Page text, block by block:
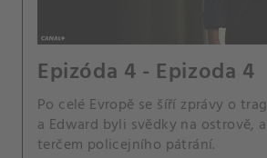
Epizóda 4 - Epizoda 4
Po celé Evropě se šíří zprávy o
a Edward byli svědky na ostrově,
terčem policejního pátrání.